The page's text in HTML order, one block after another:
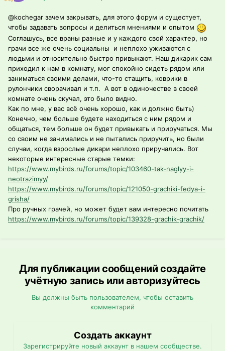
@kochegar зачем закрывать, для этого форум и сущестует,
чтобы задавать вопросы и делиться мнениями и опытом
Соглашусь, все враны разные и у каждого свой характер, но
грачи все же очень социальны и неплохо уживаются с
людьми и относительно быстро привыкают. Наш дикарик сам
приходил к нам в комнату, мог спокойно сидеть рядом или
заниматься своими делами, что-то стащить, коврики в
рулончики сворачивал и т.п. А вот в одиночестве в своей
комнате очень скучал, это было видно.
Как по мне, у вас всё очень хорошо, как и должно быть)
Конечно, чем больше будете находиться с ним рядом и
общаться, тем больше он будет привыкать и приручаться. Мы
со своим не занимались и не пытались приручить, но были
случаи, когда взрослые дикари неплохо приручались. Вот
некоторые интересные старые темки:
https://www.mybirds.ru/forums/topic/103460-tak-naglyy-i-
neotrazimyy/
https://www.mybirds.ru/forums/topic/121050-grachiki-fedya-i-
grisha/
Про ручных грачей, но может будет вам интересно почитать
https://www.mybirds.ru/forums/topic/139328-grachik-grachik/
Для публикации сообщений создайте
учётную запись или авторизуйтесь
Вы должны быть пользователем, чтобы оставить
комментарий
Создать аккаунт
Зарегистрируйте новый аккаунт в нашем сообществе.